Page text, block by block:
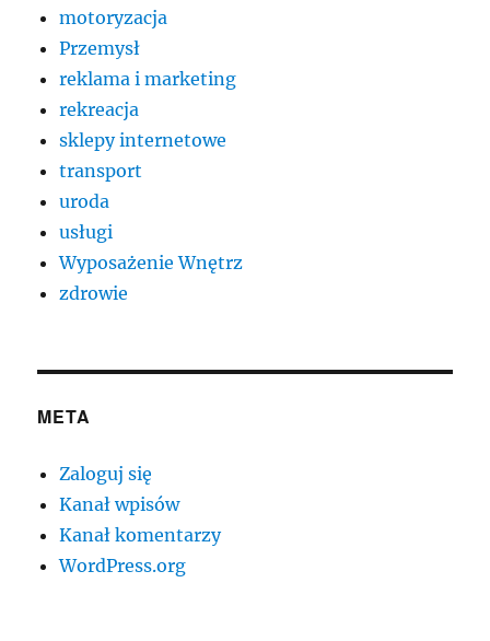
motoryzacja
Przemysł
reklama i marketing
rekreacja
sklepy internetowe
transport
uroda
usługi
Wyposażenie Wnętrz
zdrowie
META
Zaloguj się
Kanał wpisów
Kanał komentarzy
WordPress.org